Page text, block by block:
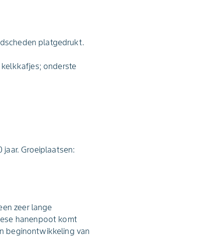
platgedrukt.
onderste
Groeiplaatsen:
zeer lange
hanenpoot komt
beginontwikkeling van